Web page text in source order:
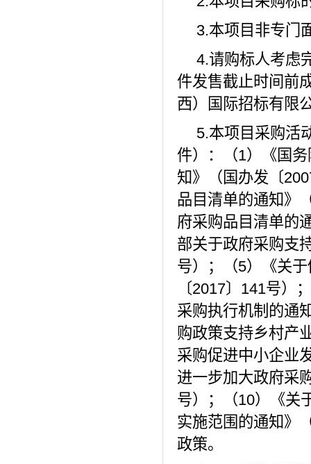
3.本项目非专门
4.请购标人考虑
件发售截止时间前
西）国际招标有限
5.本项目采购活
件）：（1）《国
知》（国办发〔
品目清单的通知》
府采购品目清单的
部关于政府采购支
号）；（5）《关
〔2017〕141号）
采购执行机制的通
购政策支持乡村产
采购促进中小企业
进一步加大政府采
号）；（10）《关
实施范围的通知》
政策。